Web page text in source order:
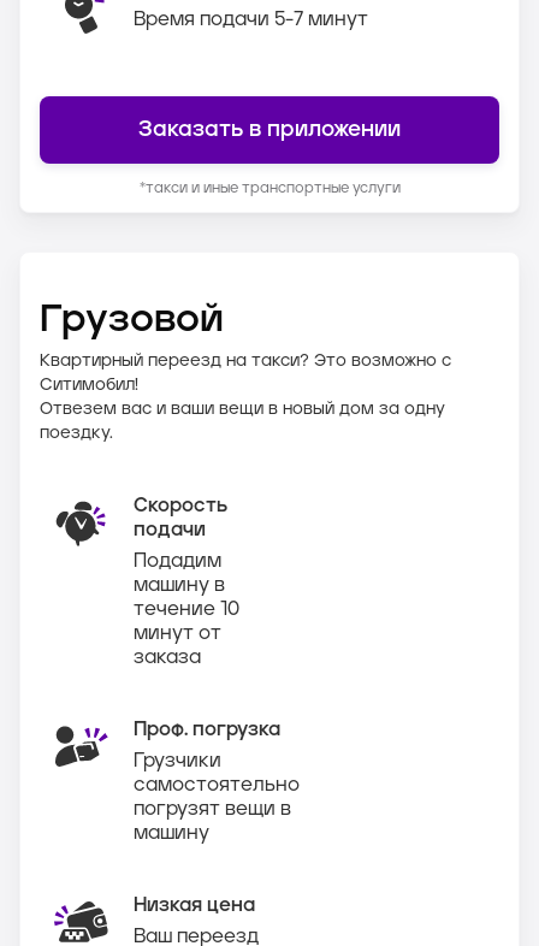
Время подачи 5-7 минут
Заказать в приложении
*такси и иные транспортные услуги
Грузовой
Квартирный переезд на такси? Это возможно с
Ситимобил!
Отвезем вас и ваши вещи в новый дом за одну
поездку.
Скорость
подачи
Подадим
машину в
течение 10
минут от
заказа
Проф. погрузка
Грузчики
самостоятельно
погрузят вещи в
машину
Низкая цена
Ваш переезд